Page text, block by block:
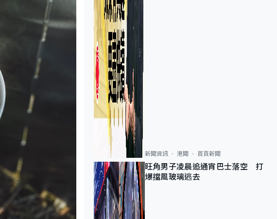
新聞資訊 港聞 首頁新聞
旺角男子凌晨追通宵巴士落空 打
爆擋風玻璃逃去